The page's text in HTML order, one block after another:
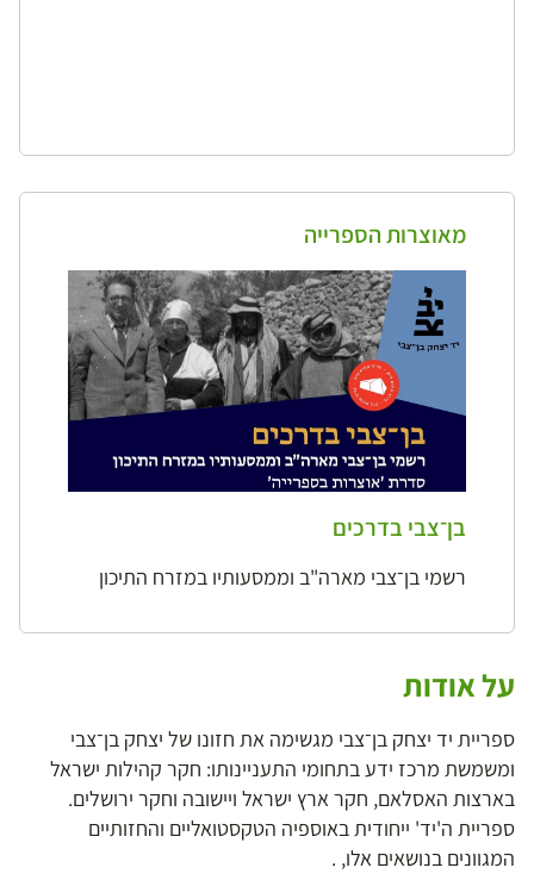
מאוצרות הספרייה
בן־צבי בדרכים
רשמי בן־צבי מארה"ב וממסעותיו במזרח התיכון
על אודות
ספריית יד יצחק בן־צבי מגשימה את חזונו של יצחק בן־צבי
ומשמשת מרכז ידע בתחומי התעניינותו: חקר קהילות ישראל
בארצות האסלאם, חקר ארץ ישראל ויישובה וחקר ירושלים.
ספריית ה'יד' ייחודית באוספיה הטקסטואליים והחזותיים
המגוונים בנושאים אלו, .